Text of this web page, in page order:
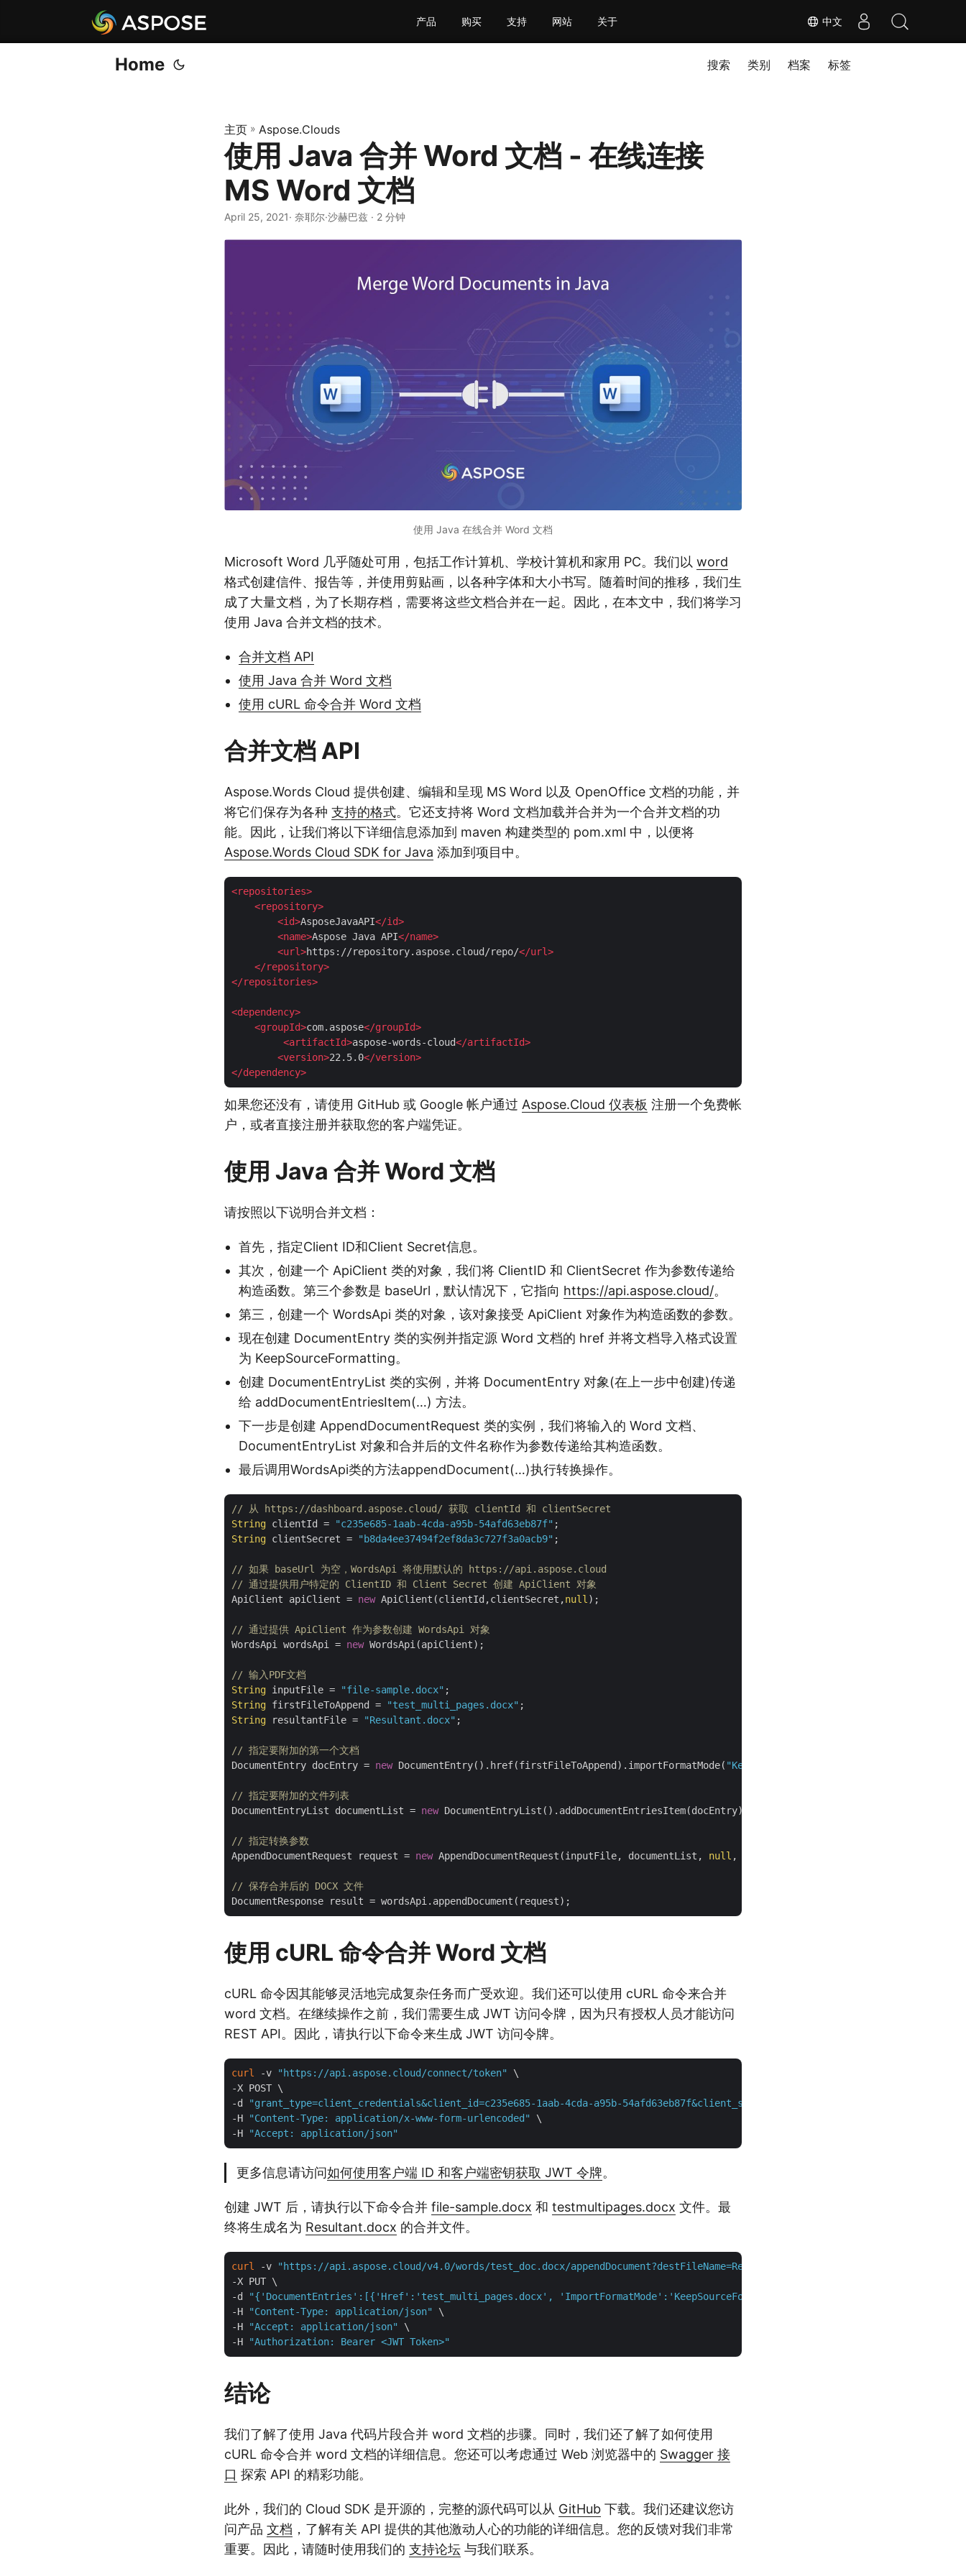
中文
产品 购买 支持 网站 关于
Home 搜索 类别 档案 标签
主页 » Aspose.Clouds
使用 Java 合并 Word 文档 - 在线连接
MS Word 文档
April 25, 2021· 奈耶尔·沙赫巴兹 · 2 分钟
使用 Java 在线合并 Word 文档
Microsoft Word 几乎随处可用，包括工作计算机、学校计算机和家用 PC。我们以 word
格式创建信件、报告等，并使用剪贴画，以各种字体和大小书写。随着时间的推移，我们生
成了大量文档，为了长期存档，需要将这些文档合并在一起。因此，在本文中，我们将学习
使用 Java 合并文档的技术。
合并文档 API
使用 Java 合并 Word 文档
使用 cURL 命令合并 Word 文档
合并文档 API
Aspose.Words Cloud 提供创建、编辑和呈现 MS Word 以及 OpenOffice 文档的功能，并
将它们保存为各种 支持的格式。它还支持将 Word 文档加载并合并为一个合并文档的功
能。因此，让我们将以下详细信息添加到 maven 构建类型的 pom.xml 中，以便将
Aspose.Words Cloud SDK for Java 添加到项目中。
<repositories>
<repository>
<id>AsposeJavaAPI</id>
<name>Aspose Java API</name>
<url>https://repository.aspose.cloud/repo/</url>
</repository>
</repositories>
<dependency>
<groupId>com.aspose</groupId>
<artifactId>aspose-words-cloud</artifactId>
<version>22.5.0</version>
</dependency>
如果您还没有，请使用 GitHub 或 Google 帐户通过 Aspose.Cloud 仪表板 注册一个免费帐
户，或者直接注册并获取您的客户端凭证。
使用 Java 合并 Word 文档
请按照以下说明合并文档：
首先，指定Client ID和Client Secret信息。
其次，创建一个 ApiClient 类的对象，我们将 ClientID 和 ClientSecret 作为参数传递给
构造函数。第三个参数是 baseUrl，默认情况下，它指向 https://api.aspose.cloud/。
第三，创建一个 WordsApi 类的对象，该对象接受 ApiClient 对象作为构造函数的参数。
现在创建 DocumentEntry 类的实例并指定源 Word 文档的 href 并将文档导入格式设置
为 KeepSourceFormatting。
创建 DocumentEntryList 类的实例，并将 DocumentEntry 对象(在上一步中创建)传递
给 addDocumentEntriesItem(…) 方法。
下一步是创建 AppendDocumentRequest 类的实例，我们将输入的 Word 文档、
DocumentEntryList 对象和合并后的文件名称作为参数传递给其构造函数。
最后调用WordsApi类的方法appendDocument(…)执行转换操作。
// 从 https://dashboard.aspose.cloud/ 获取 clientId 和 clientSecret
String clientId = "c235e685-1aab-4cda-a95b-54afd63eb87f"
String clientSecret = "b8da4ee37494f2ef8da3c727f3a0acb9" ;
// 如果 baseUrl 为空，WordsApi 将使用默认的 https://api.aspose.cloud
// 通过提供用户特定的 ClientID 和 Client Secret 创建 ApiClient 对象
ApiClient apiClient = new ApiClient(clientId,clientSecret,null );
// 通过提供 ApiClient 作为参数创建 WordsApi 对象
WordsApi wordsApi = new WordsApi(apiClient);
// 输入PDF文档
String inputFile = "file-sample.docx"
String firstFileToAppend = "test_multi_pages.docx"
String resultantFile = "Resultant.docx" ;
// 指定要附加的第一个文档
DocumentEntry docEntry = new DocumentEntry().href(firstFileToAppend).importFormatMode( "KeepSourceFormatting"
// 指定要附加的文件列表
DocumentEntryList documentList = new DocumentEntryList().addDocumentEntriesItem(docEntry);
// 指定转换参数
AppendDocumentRequest request = new AppendDocumentRequest(inputFile, documentList, null ,
// 保存合并后的 DOCX 文件
使用 cURL 命令合并 Word 文档
cURL 命令因其能够灵活地完成复杂任务而广受欢迎。我们还可以使用 cURL 命令来合并
word 文档。在继续操作之前，我们需要生成 JWT 访问令牌，因为只有授权人员才能访问
REST API。因此，请执行以下命令来生成 JWT 访问令牌。
curl -v "https://api.aspose.cloud/connect/token"
\
-X POST \
-d
"grant_type=client_credentials&client_id=c235e685-1aab-4cda-a95b-
-H
"Content-Type: application/x-www-form-urlencoded"
\
-H
"Accept: application/json"
更多信息请访问如何使用客户端 ID 和客户端密钥获取 JWT 令牌。
创建 JWT 后，请执行以下命令合并 file-sample.docx 和 testmultipages.docx 文件。最
终将生成名为 Resultant.docx 的合并文件。
curl -v "https://api.aspose.cloud/v4.0/words/test_doc.docx/appendDocument?destFileName=Resultant.docx"
-X PUT \
-d
"{'DocumentEntries':[{'Href':'test_multi_pages.docx', 'ImportFormatMode':'KeepSourceFormatting'}]}"
-H
"Content-Type: application/json"
\
-H
"Accept: application/json"
\
-H
"Authorization: Bearer <JWT Token>"
结论
我们了解了使用 Java 代码片段合并 word 文档的步骤。同时，我们还了解了如何使用
cURL 命令合并 word 文档的详细信息。您还可以考虑通过 Web 浏览器中的 Swagger 接
口 探索 API 的精彩功能。
此外，我们的 Cloud SDK 是开源的，完整的源代码可以从 GitHub 下载。我们还建议您访
问产品 文档 ，了解有关 API 提供的其他激动人心的功能的详细信息。您的反馈对我们非常
重要。因此，请随时使用我们的 支持论坛 与我们联系。